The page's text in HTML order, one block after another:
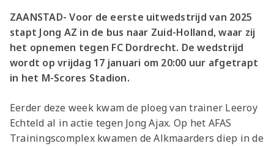
ZAANSTAD- Voor de eerste uitwedstrijd van 2025
stapt Jong AZ in de bus naar Zuid-Holland, waar zij
het opnemen tegen FC Dordrecht. De wedstrijd
wordt op vrijdag 17 januari om 20:00 uur afgetrapt
in het M-Scores Stadion.
Eerder deze week kwam de ploeg van trainer Leeroy
Echteld al in actie tegen Jong Ajax. Op het AFAS
Trainingscomplex kwamen de Alkmaarders diep in de